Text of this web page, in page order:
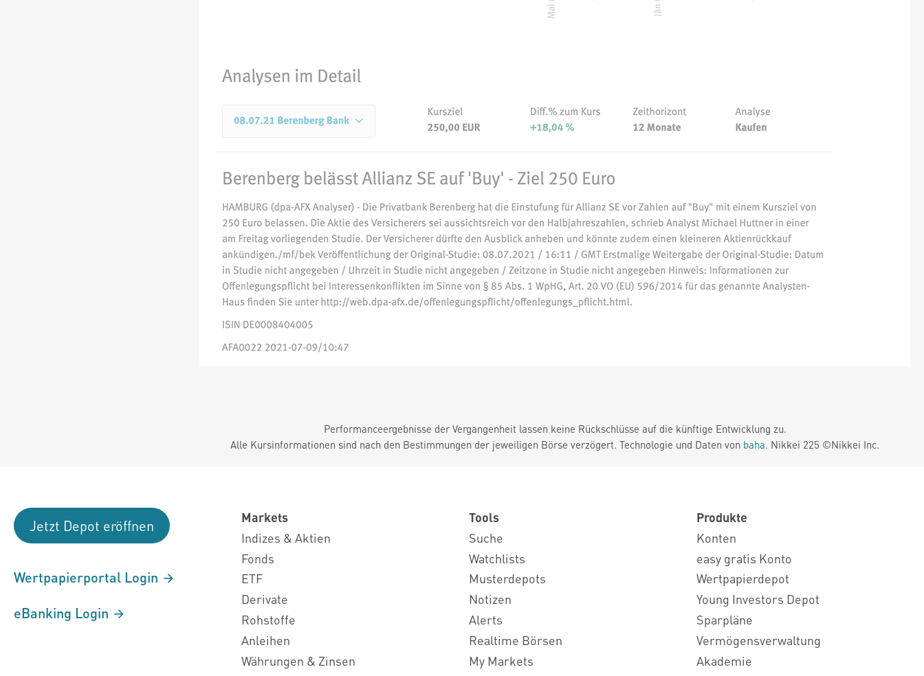
Performanceergebnisse der Vergangenheit lassen keine Rückschlüsse auf die künftige Entwicklung zu.
Alle Kursinformationen sind nach den Bestimmungen der jeweiligen Börse verzögert. Technologie und Daten von baha. Nikkei 225 ©Nikkei Inc.
Jetzt Depot eröffnen
Wertpapierportal Login
eBanking Login
Markets
Indizes & Aktien
Fonds
ETF
Derivate
Rohstoffe
Anleihen
Währungen & Zinsen
Tools
Suche
Watchlists
Musterdepots
Notizen
Alerts
Realtime Börsen
My Markets
Produkte
Konten
easy gratis Konto
Wertpapierdepot
Young Investors Depot
Sparpläne
Vermögensverwaltung
Akademie